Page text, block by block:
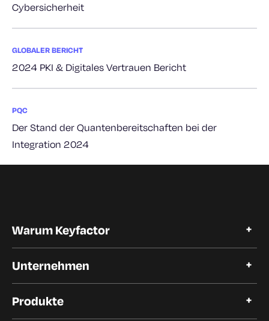
Cybersicherheit
GLOBALER BERICHT
2024 PKI & Digitales Vertrauen Bericht
PQC
Der Stand der Quantenbereitschaften bei der
Integration 2024
Warum Keyfactor
Kundengeschichten
Unternehmen
Karriere
Produkte